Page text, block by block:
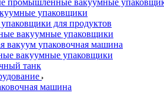
промышленные вакуумные
упаковщики
для продуктов
вакуумные упаковщики
вакуум упаковочная машина
вакуумные упаковщики
танк
машина